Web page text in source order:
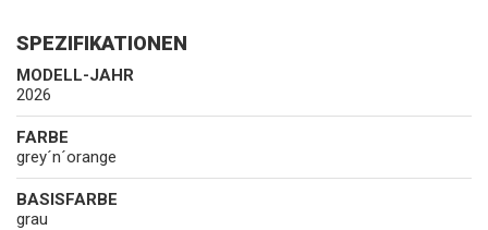
SPEZIFIKATIONEN
MODELL-JAHR
2026
FARBE
grey´n´orange
BASISFARBE
grau